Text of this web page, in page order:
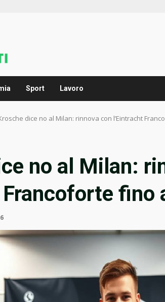
Sport Lavoro
dice no al Milan: rinnova con l’Eintracht
no al Milan:
Francoforte fino